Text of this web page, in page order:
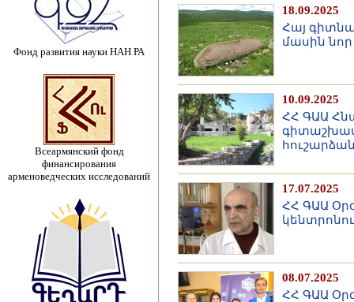
Фонд развития науки НАН РА
Всеармянский фонд
финансирования
арменоведческих исследований
18.09.2025
Հայ
մասին
10.09.2025
ՀՀ ԳԱԱ
17.07.2025
ՀՀ ԳԱԱ
08.07.2025
ՀՀ ԳԱԱ